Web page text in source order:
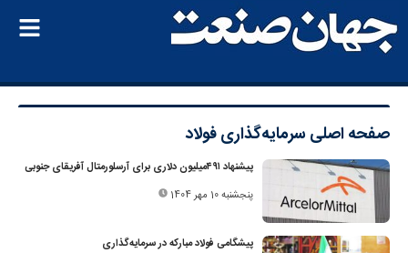
صفحه اصلی سرمایه‌گذاری فولاد
پیشنهاد ۴۹۱‌میلیون دلاری برای آرسلورمتال آفریقای جنوبی
پنجشنبه 10 مهر 1404
پیشگامی فولاد مبارکه در سرمایه‌گذاری